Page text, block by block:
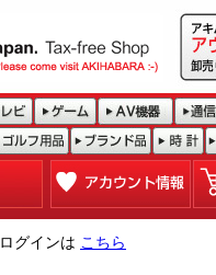
ログインは こちら